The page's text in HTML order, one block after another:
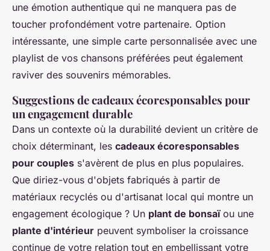
une émotion authentique qui ne manquera pas de
toucher profondément votre partenaire. Option
intéressante, une simple carte personnalisée avec une
playlist de vos chansons préférées peut également
raviver des souvenirs mémorables.
Suggestions de cadeaux écoresponsables pour
un engagement durable
Dans un contexte où la durabilité devient un critère de
choix déterminant, les cadeaux écoresponsables
pour couples s'avèrent de plus en plus populaires.
Que diriez-vous d'objets fabriqués à partir de
matériaux recyclés ou d'artisanat local qui montre un
engagement écologique ? Un plant de bonsaïou une
plante d'intérieur peuvent symboliser la croissance
continue de votre relation tout en embellissant votre